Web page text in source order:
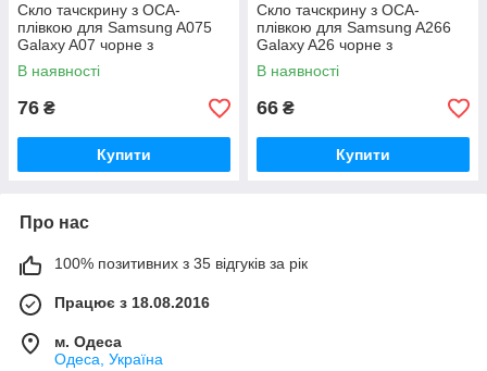
Скло тачскрину з OCA-
плівкою для Samsung A075
Galaxy A07 чорне з
олеофобним покриттям,
загартоване G+OCA Pro
В наявності
76 ₴
Купити
Скло тачскрину з OCA-
плівкою для Samsung A266
Galaxy A26 чорне з
олеофобним покриттям,
загартоване G+OCA Pro
В наявності
66 ₴
Купити
Про нас
100% позитивних з 35 відгуків за рік
Працює з 18.08.2016
м. Одеса
Одеса, Україна